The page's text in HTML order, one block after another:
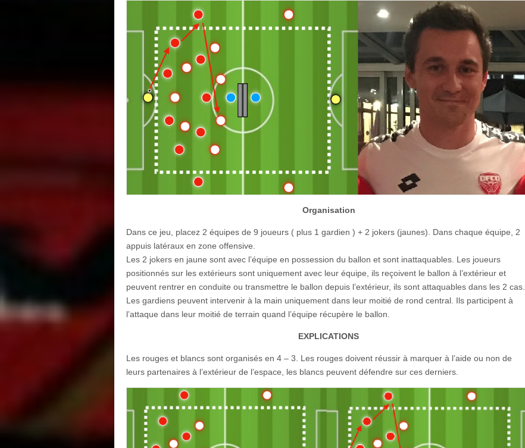
Organisation
Dans ce jeu, placez 2 équipes de 9 joueurs ( plus 1 gardien ) + 2 jokers (jaunes). Dans chaque équipe, 2
appuis latéraux en zone offensive.
Les 2 jokers en jaune sont avec l’équipe en possession du ballon et sont inattaquables. Les joueurs
positionnés sur les extérieurs sont uniquement avec leur équipe, ils reçoivent le ballon à l’extérieur et
peuvent rentrer en conduite ou transmettre le ballon depuis l’extérieur, ils sont attaquables dans les 2 cas.
Les gardiens peuvent intervenir à la main uniquement dans leur moitié de rond central. Ils participent à
l’attaque dans leur moitié de terrain quand l’équipe récupère le ballon.
EXPLICATIONS
Les rouges et blancs sont organisés en 4 – 3. Les rouges doivent réussir à marquer à l’aide ou non de
leurs partenaires à l’extérieur de l’espace, les blancs peuvent défendre sur ces derniers.